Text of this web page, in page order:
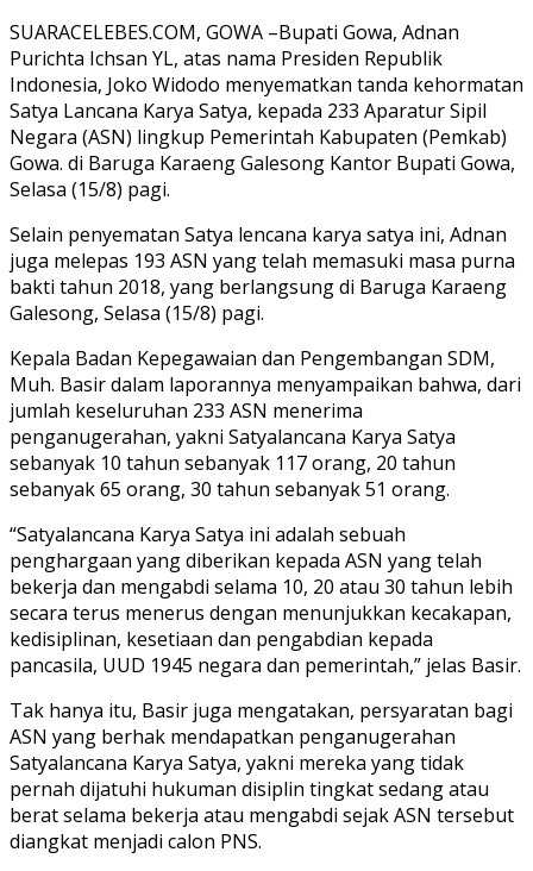
SUARACELEBES.COM, GOWA –Bupati Gowa, Adnan
Purichta Ichsan YL, atas nama Presiden Republik
Indonesia, Joko Widodo menyematkan tanda kehormatan
Satya Lancana Karya Satya, kepada 233 Aparatur Sipil
Negara (ASN) lingkup Pemerintah Kabupaten (Pemkab)
Gowa. di Baruga Karaeng Galesong Kantor Bupati Gowa,
Selasa (15/8) pagi.
Selain penyematan Satya lencana karya satya ini, Adnan
juga melepas 193 ASN yang telah memasuki masa purna
bakti tahun 2018, yang berlangsung di Baruga Karaeng
Galesong, Selasa (15/8) pagi.
Kepala Badan Kepegawaian dan Pengembangan SDM,
Muh. Basir dalam laporannya menyampaikan bahwa, dari
jumlah keseluruhan 233 ASN menerima
penganugerahan, yakni Satyalancana Karya Satya
sebanyak 10 tahun sebanyak 117 orang, 20 tahun
sebanyak 65 orang, 30 tahun sebanyak 51 orang.
“Satyalancana Karya Satya ini adalah sebuah
penghargaan yang diberikan kepada ASN yang telah
bekerja dan mengabdi selama 10, 20 atau 30 tahun lebih
secara terus menerus dengan menunjukkan kecakapan,
kedisiplinan, kesetiaan dan pengabdian kepada
pancasila, UUD 1945 negara dan pemerintah,” jelas Basir.
Tak hanya itu, Basir juga mengatakan, persyaratan bagi
ASN yang berhak mendapatkan penganugerahan
Satyalancana Karya Satya, yakni mereka yang tidak
pernah dijatuhi hukuman disiplin tingkat sedang atau
berat selama bekerja atau mengabdi sejak ASN tersebut
diangkat menjadi calon PNS.